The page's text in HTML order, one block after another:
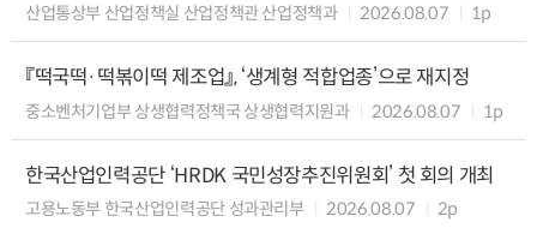
산업통상부 산업정책실 산업정책관 산업정책과 2026.08.07 1p
『떡국떡·떡볶이떡 제조업』, ‘생계형 적합업종’으로 재지정
중소벤처기업부 상생협력정책국 상생협력지원과 2026.08.07 1p
한국산업인력공단 ‘HRDK 국민성장추진위원회’ 첫 회의 개최
고용노동부 한국산업인력공단 성과관리부 2026.08.07 2p